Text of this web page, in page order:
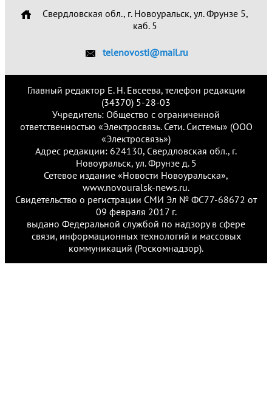
Свердловская обл., г. Новоуральск, ул. Фрунзе 5,
каб. 5
telenovosti@mail.ru
Главный редактор Е. Н. Евсеева, телефон редакции
(34370) 5-28-03
Учредитель: Общество с ограниченной
ответственностью «Электросвязь. Сети. Системы» (ООО
«Электросвязь»)
Адрес редакции: 624130, Свердловская обл., г.
Новоуральск, ул. Фрунзе д. 5
Сетевое издание «Новости Новоуральска»,
www.novouralsk-news.ru.
Свидетельство о регистрации СМИ Эл № ФС77-68672 от
09 февраля 2017 г.
выдано Федеральной службой по надзору в сфере
связи, информационных технологий и массовых
коммуникаций (Роскомнадзор).